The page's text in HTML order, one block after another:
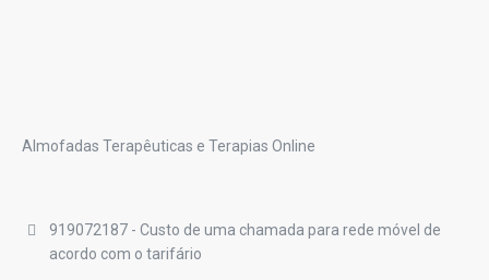
Almofadas Terapêuticas e Terapias Online
919072187 - Custo de uma chamada para rede móvel de
acordo com o tarifário